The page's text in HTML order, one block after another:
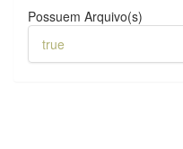
Possuem Arquivo(s)
true